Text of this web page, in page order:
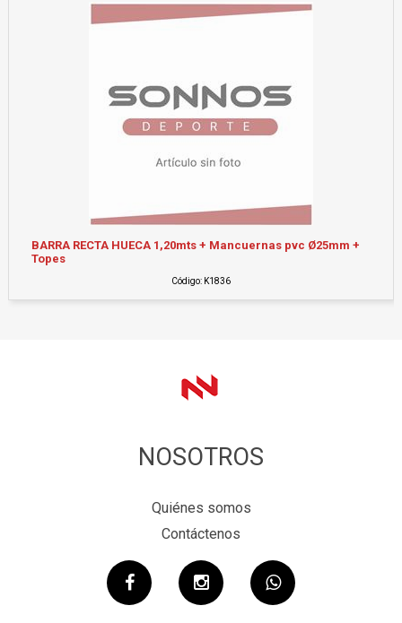
BARRA RECTA HUECA 1,20mts + Mancuernas pvc Ø25mm +
Topes
Código: K1836
NOSOTROS
Quiénes somos
Contáctenos